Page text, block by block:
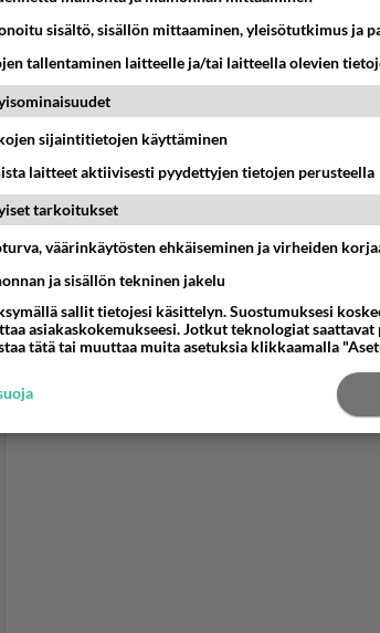
Äänestä
sisältö, sisällön mittaaminen, yleisötutkimus ja
tallentaminen laitteelle ja/tai laitteella olevien
sijaintitietojen käyttäminen
laitteet aktiivisesti pyydettyjen tietojen perusteella
tarkoitukset
väärinkäytösten ehkäiseminen ja virheiden
ja sisällön tekninen jakelu
sallit tietojesi käsittelyn. Suostumuksesi
asiakaskokemukseesi. Jotkut teknologiat
tätä tai muuttaa muita asetuksia klikkaamalla